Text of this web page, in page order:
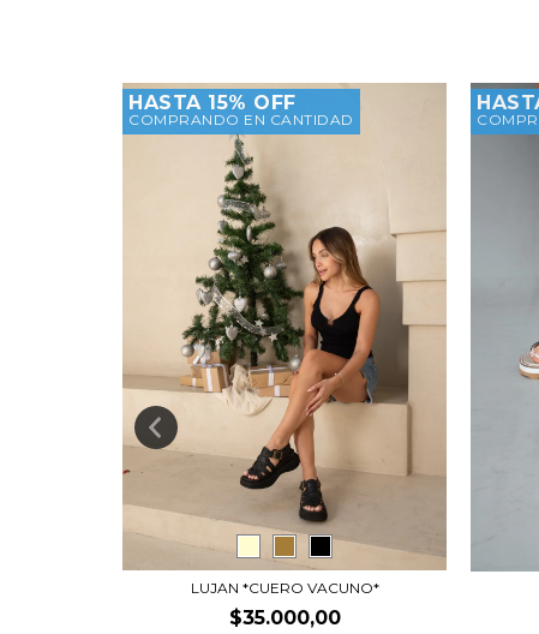
HASTA 15% OFF
COMPRANDO EN CANTIDAD
LUJAN *CUERO VACUNO*
$35.000,00